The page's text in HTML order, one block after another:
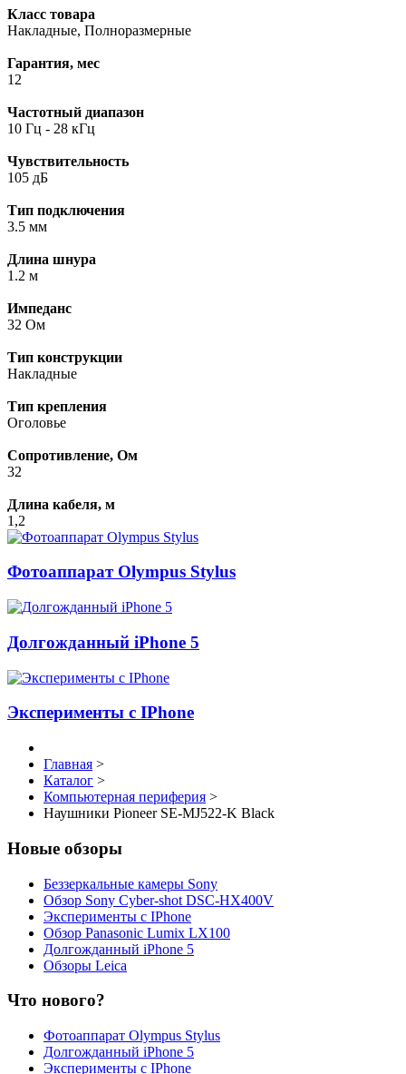
Класс товара
Накладные, Полноразмерные
Гарантия, мес
12
Частотный диапазон
10 Гц - 28 кГц
Чувствительность
105 дБ
Тип подключения
3.5 мм
Длина шнура
1.2 м
Импеданс
32 Ом
Тип конструкции
Накладные
Тип крепления
Оголовье
Сопротивление, Ом
32
Длина кабеля, м
1,2
Фотоаппарат Olympus Stylus
Долгожданный iPhone 5
Эксперименты с IPhone
Главная >
Каталог >
Компьютерная периферия >
Наушники Pioneer SE-MJ522-K Black
Новые обзоры
Беззеркальные камеры Sony
Обзор Sony Cyber-shot DSC-HX400V
Эксперименты с IPhone
Обзор Panasonic Lumix LX100
Долгожданный iPhone 5
Обзоры Leica
Что нового?
Фотоаппарат Olympus Stylus
Долгожданный iPhone 5
Эксперименты с IPhone